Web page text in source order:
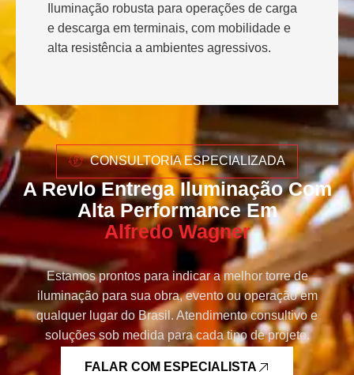
Iluminação robusta para operações de carga
e descarga em terminais, com mobilidade e
alta resistência a ambientes agressivos.
CONSULTORIA ESPECIALIZADA
A Revlo Entrega Iluminação Com
Alta Performance Em
Alfredo Wagner
Estamos prontos para indicar a melhor torre de
iluminação para sua obra, evento ou operação em
qualquer lugar do Brasil. Atendimento consultivo e
soluções sob medida para cada tipo de projeto.
FALAR COM ESPECIALISTA